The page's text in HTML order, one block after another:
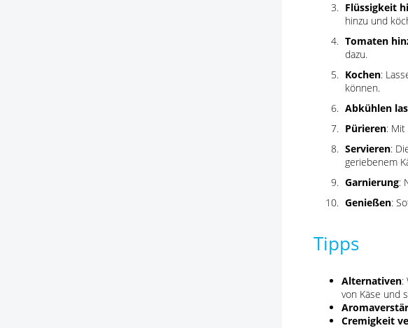
Flüssigkeit
hinzu und
Tomaten
dazu.
Kochen:
können.
Abkühlen
Pürieren:
Servieren:
geriebenem
Garnierung:
Genießen:
Tipps
Alternativen:
von Käse und
Cremigkeit